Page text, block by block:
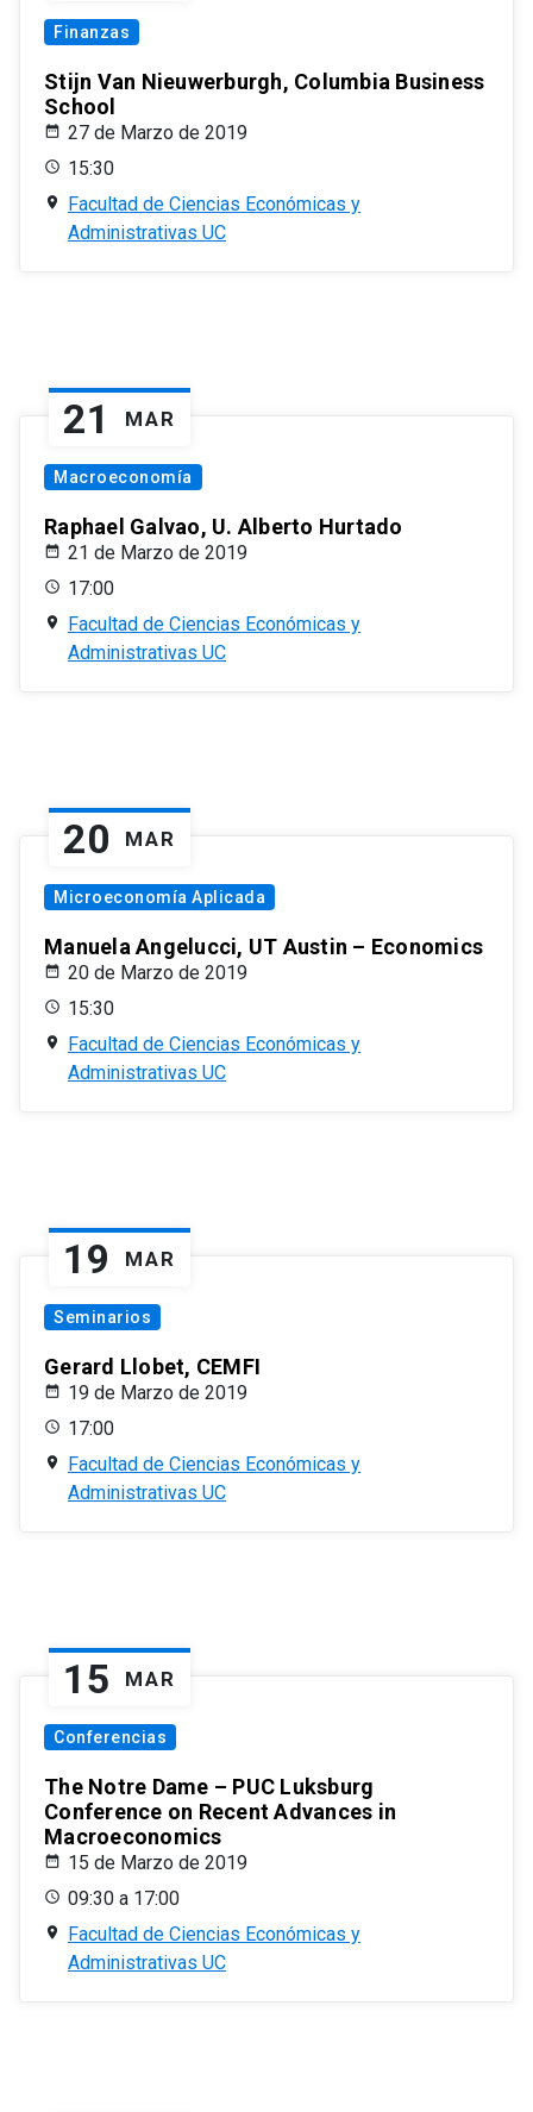
Finanzas
Stijn Van Nieuwerburgh, Columbia Business
School
27 de Marzo de 2019
15:30
Facultad de Ciencias Económicas y
Administrativas UC
21 MAR
Macroeconomía
Raphael Galvao, U. Alberto Hurtado
21 de Marzo de 2019
17:00
Facultad de Ciencias Económicas y
Administrativas UC
20 MAR
Microeconomía Aplicada
Manuela Angelucci, UT Austin – Economics
20 de Marzo de 2019
15:30
Facultad de Ciencias Económicas y
Administrativas UC
19 MAR
Seminarios
Gerard Llobet, CEMFI
19 de Marzo de 2019
17:00
Facultad de Ciencias Económicas y
Administrativas UC
15 MAR
Conferencias
The Notre Dame – PUC Luksburg
Conference on Recent Advances in
Macroeconomics
15 de Marzo de 2019
09:30 a 17:00
Facultad de Ciencias Económicas y
Administrativas UC